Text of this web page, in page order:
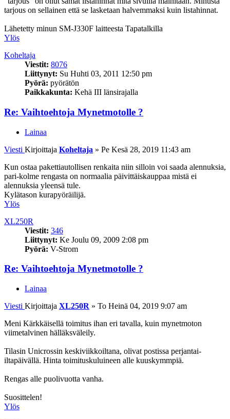
tarjous on sellainen että se lasketaan halvemmaksi kuin listahinnat.
Lähetetty minun SM-J330F laitteesta Tapatalkilla
Ylös
Koheltaja
Viestit: 8076
Liittynyt: Su Huhti 03, 2011 12:50 pm
Pyörä: pyörätön
Paikkakunta: Kehä III länsirajalla
Re: Vaihtoehtoja Mynetmotolle ?
Lainaa
Viesti Kirjoittaja Koheltaja » Pe Kesä 28, 2019 11:43 am
Kun ostaa pakettiautollisen renkaita niin silloin voi saada alennuksia,
pari-kolme rengasta on normaalia päivittäiskauppaa mistä ei
alennuksia yleensä tule.
Kylätason kurapyöräilijä.
Ylös
XL250R
Viestit: 346
Liittynyt: Ke Joulu 09, 2009 2:08 pm
Pyörä: V-Strom
Re: Vaihtoehtoja Mynetmotolle ?
Lainaa
Viesti Kirjoittaja XL250R » To Heinä 04, 2019 9:07 am
Meni Kärkkäisellä toimitus ihan eri tavalla, kuin mynetmoton
viimetalvinen hälläksväleily.
Tilasin Unicrossin keskiviikkoiltana, olivat postissa perjantai-
iltapäivällä. Hinta toimituskuluineen alle kuuskymmpiä.
Rengas alle puolivuotta vanha.
Suosittelen!
Ylös